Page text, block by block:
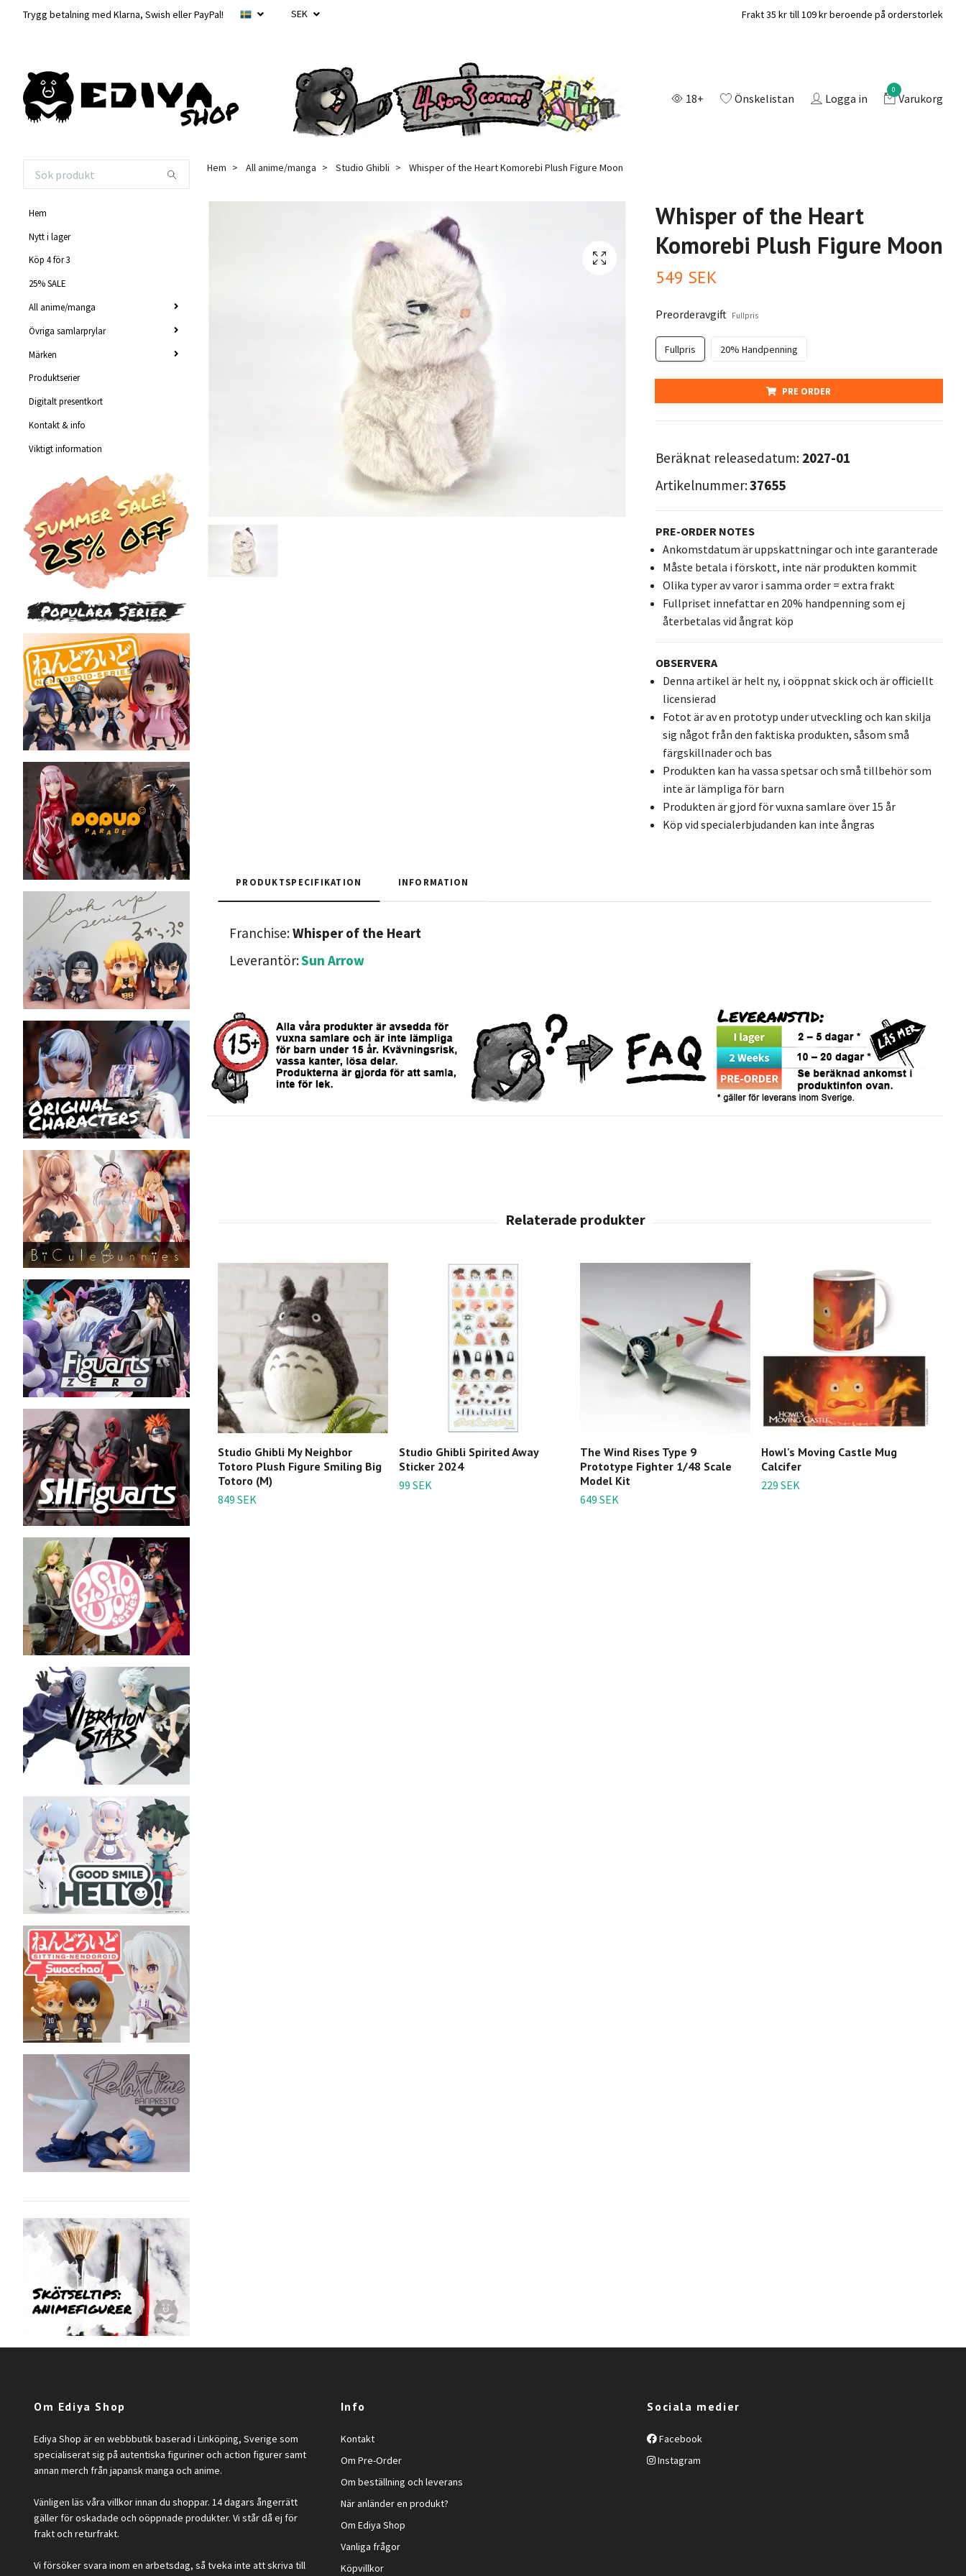
Trygg betalning med Klarna, Swish eller PayPal! SEK Frakt 35 kr till 109 kr beroende på orderstorlek
18+ Önskelistan Logga in
0
Varukorg
Hem
Nytt i lager
Köp 4 för 3
25% SALE
All anime/manga
Övriga samlarprylar
Märken
Produktserier
Digitalt presentkort
Kontakt & info
Viktigt information
Hem All anime/manga Studio Ghibli Whisper of the Heart Komorebi Plush Figure Moon
Whisper of the Heart
Komorebi Plush Figure Moon
549 SEK
Preorderavgift Fullpris
Fullpris 20% Handpenning
PRE ORDER
Beräknat releasedatum: 2027-01
Artikelnummer:37655
PRE-ORDER NOTES
Ankomstdatum är uppskattningar och inte garanterade
Måste betala i förskott, inte när produkten kommit
Olika typer av varor i samma order = extra frakt
Fullpriset innefattar en 20% handpenning som ej
återbetalas vid ångrat köp
OBSERVERA
Denna artikel är helt ny, i oöppnat skick och är officiellt
licensierad
Fotot är av en prototyp under utveckling och kan skilja
sig något från den faktiska produkten, såsom små
färgskillnader och bas
Produkten kan ha vassa spetsar och små tillbehör som
inte är lämpliga för barn
Produkten är gjord för vuxna samlare över 15 år
Köp vid specialerbjudanden kan inte ångras
PRODUKTSPECIFIKATION INFORMATION
Franchise:Whisper of the Heart
Leverantör:Sun Arrow
Studio Ghibli My Neighbor
Totoro Plush Figure Smiling Big
Totoro (M)
849 SEK
Studio Ghibli Spirited Away
Sticker 2024
99 SEK
The Wind Rises Type 9
Prototype Fighter 1/48 Scale
Model Kit
649 SEK
Howl's Moving Castle Mug
Calcifer
229 SEK
Om Ediya Shop
Ediya Shop är en webbbutik baserad i Linköping, Sverige som
specialiserat sig på autentiska figuriner och action figurer samt
annan merch från japansk manga och anime.
Vänligen läs våra villkor innan du shoppar. 14 dagars ångerrätt
gäller för oskadade och oöppnade produkter. Vi står då ej för
frakt och returfrakt.
Vi försöker svara inom en arbetsdag, så tveka inte att skriva till
Info
Kontakt
Om Pre-Order
Om beställning och leverans
När anländer en produkt?
Om Ediya Shop
Vanliga frågor
Köpvillkor
Sociala medier
Facebook
Instagram